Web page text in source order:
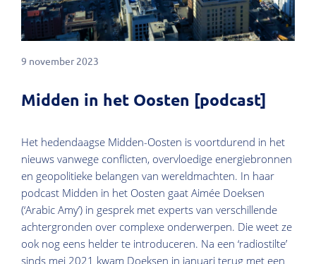
9 november 2023
Midden in het Oosten [podcast]
Het hedendaagse Midden-Oosten is voortdurend in het
nieuws vanwege conflicten, overvloedige energiebronnen
en geopolitieke belangen van wereldmachten. In haar
podcast Midden in het Oosten gaat Aimée Doeksen
(‘Arabic Amy’) in gesprek met experts van verschillende
achtergronden over complexe onderwerpen. Die weet ze
ook nog eens helder te introduceren. Na een ‘radiostilte’
sinds mei 2021 kwam Doeksen in januari terug met een